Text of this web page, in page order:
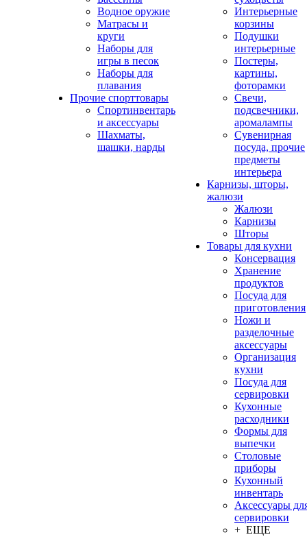
Водное оружие
Матрасы и
круги
Наборы для
игры в песок
Наборы для
плавания
Прочие спорттовары
Спортинвентарь
и аксессуары
Шахматы,
шашки, нарды
Интерьерные
корзины
Подушки
интерьерные
Постеры,
картины,
фоторамки
Свечи,
подсвечники,
аромалампы
Сувенирная
посуда, прочие
предметы
интерьера
Карнизы, шторы,
жалюзи
Жалюзи
Карнизы
Шторы
Товары для кухни
Консервация
Хранение
продуктов
Посуда для
приготовления
Ножи и
разделочные
аксессуары
Организация
кухни
Посуда для
сервировки
Кухонные
расходники
Формы для
выпечки
Столовые
приборы
Кухонный
инвентарь
Аксессуары
сервировки
+ ЕЩЕ